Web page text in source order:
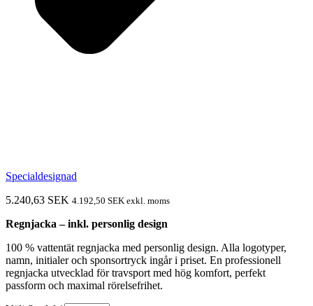
Specialdesignad
5.240,63 SEK 4.192,50 SEK exkl. moms
Regnjacka – inkl. personlig design
100 % vattentät regnjacka med personlig design. Alla logotyper,
namn, initialer och sponsortryck ingår i priset. En professionell
regnjacka utvecklad för travsport med hög komfort, perfekt
passform och maximal rörelsefrihet.